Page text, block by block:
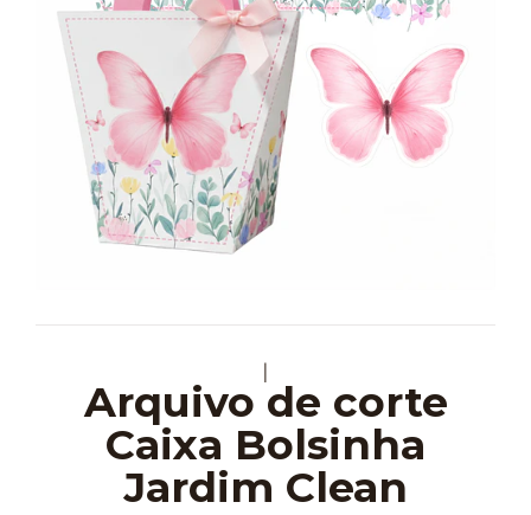
|
Arquivo de corte
Caixa Bolsinha
Jardim Clean